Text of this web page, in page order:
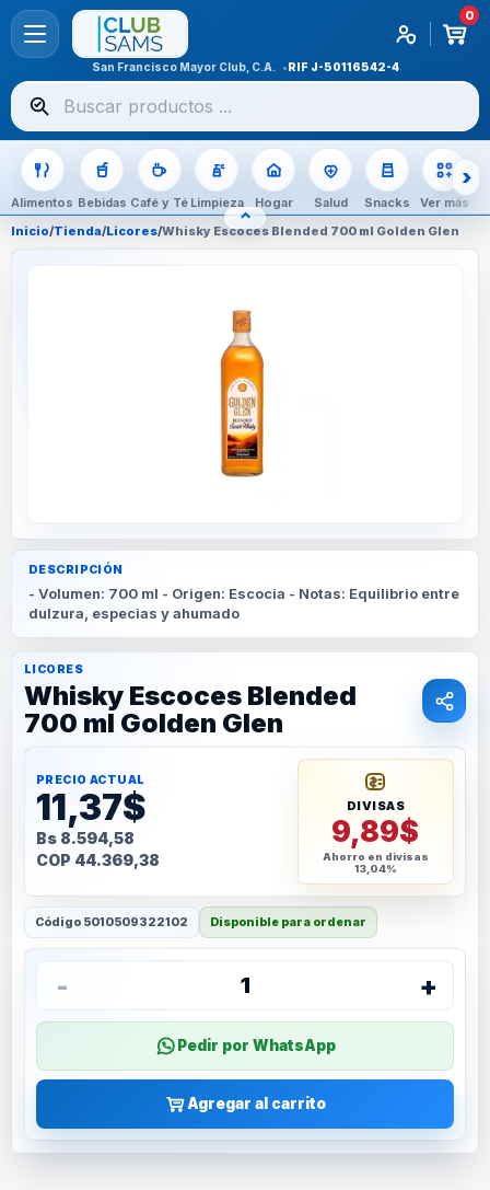
0
San Francisco Mayor Club, C.A. RIF J-50116542-4
Buscar
productos
Alimentos Bebidas Café y Té Limpieza Hogar Salud Snacks Ver más
⌃OCULTAR CATEGORÍAS
Inicio/Tienda/Licores/Whisky Escoces Blended 700 ml Golden Glen
DESCRIPCIÓN
- Volumen: 700 ml - Origen: Escocia - Notas: Equilibrio entre
dulzura, especias y ahumado
LICORES
Whisky Escoces Blended
700 ml Golden Glen
PRECIO ACTUAL
11,37$
Bs 8.594,58
COP 44.369,38
DIVISAS
9,89$
Ahorro en divisas
13,04%
Código 5010509322102 Disponible para ordenar
- 1 +
Pedir por WhatsApp
Agregar al carrito